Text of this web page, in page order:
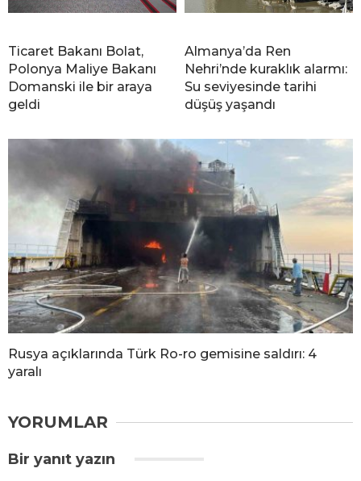
Ticaret Bakanı Bolat,
Polonya Maliye Bakanı
Domanski ile bir araya
geldi
Almanya’da Ren
Nehri’nde kuraklık alarmı:
Su seviyesinde tarihi
düşüş yaşandı
Rusya açıklarında Türk Ro-ro gemisine saldırı: 4
yaralı
YORUMLAR
Bir yanıt yazın